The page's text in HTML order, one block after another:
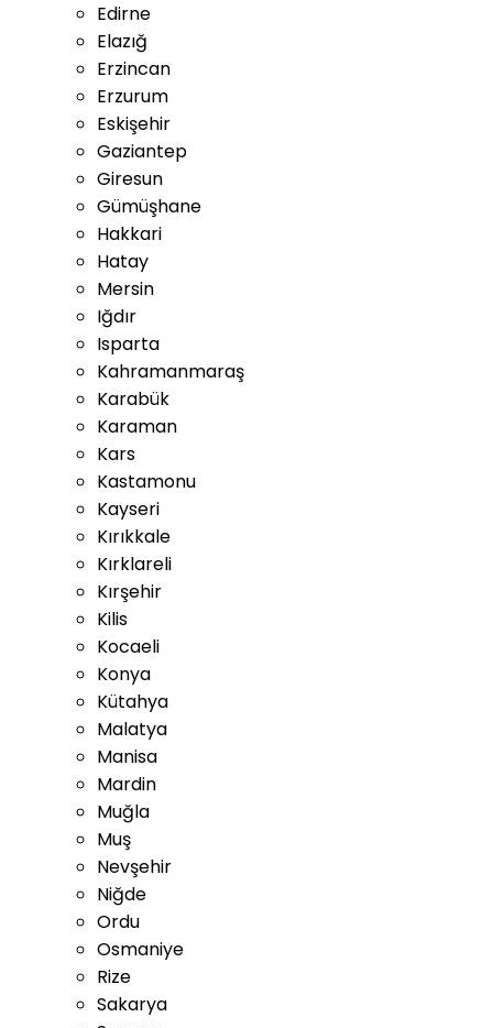
Edirne
Elazığ
Erzincan
Erzurum
Eskişehir
Gaziantep
Giresun
Gümüşhane
Hakkari
Hatay
Mersin
Iğdır
Isparta
Kahramanmaraş
Karabük
Karaman
Kars
Kastamonu
Kayseri
Kırıkkale
Kırklareli
Kırşehir
Kilis
Kocaeli
Konya
Kütahya
Malatya
Manisa
Mardin
Muğla
Muş
Nevşehir
Niğde
Ordu
Osmaniye
Rize
Sakarya